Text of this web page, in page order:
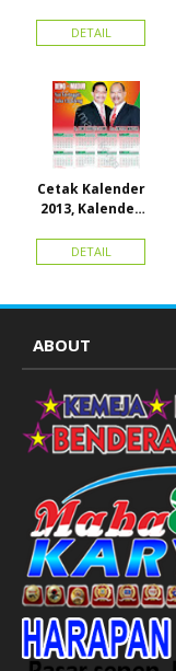
DETAIL
Cetak Kalender
2013, Kalender
2015 dan
atribut partai
DETAIL
ABOUT